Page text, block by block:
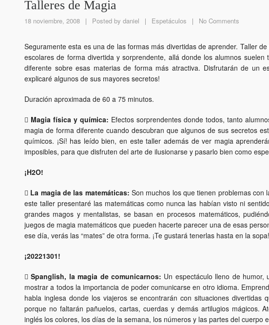
Talleres de Magia
18 noviembre, 2008 Posted by daniel Espetáculos No Comments
Seguramente esta es una de las formas más divertidas de aprender. Taller
escolares de forma divertida y sorprendente, allá donde los alumnos
diferente sobre esas materias de forma más atractiva. Disfrutarán de un
explicaré algunos de sus mayores secretos!
Duración aproximada de 60 a 75 minutos.
 Magia física y química: Efectos sorprendentes donde todos, tanto
magia de forma diferente cuando descubran que algunos de sus secretos
químicos. ¡Sí! has leído bien, en este taller además de ver magia
imposibles, para que disfruten del arte de ilusionarse y pasarlo bien como
¡H2O!
 La magia de las matemáticas: Son muchos los que tienen problemas con
este taller presentaré las matemáticas como nunca las habían visto ni
grandes magos y mentalistas, se basan en procesos matemáticos,
juegos de magia matemáticos que pueden hacerte parecer una de esas
ese día, verás las “mates” de otra forma. ¡Te gustará tenerlas hasta en la sopa!
¡20221301!
Spanglish, la magia de comunicarnos: Un espectáculo lleno de
mostrar a todos la importancia de poder comunicarse en otro idioma.
habla inglesa donde los viajeros se encontrarán con situaciones
porque no faltarán pañuelos, cartas, cuerdas y demás artilugios mágicos.
inglés los colores, los días de la semana, los números y las partes del cuerpo